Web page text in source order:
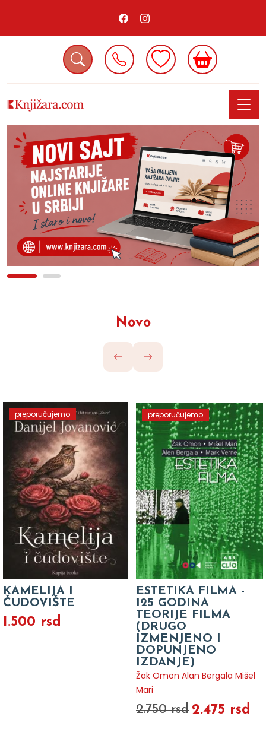
Novo
preporučujemo
KAMELIJA I
ČUDOVIŠTE
1.500 rsd
preporučujemo
ESTETIKA FILMA -
125 GODINA
TEORIJE FILMA
(DRUGO
IZMENJENO I
DOPUNJENO
IZDANJE)
Žak Omon Alan Bergala Mišel
Mari
2.750 rsd 2.475 rsd